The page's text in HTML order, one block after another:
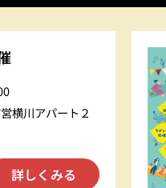
横川アパート２
詳しくみる